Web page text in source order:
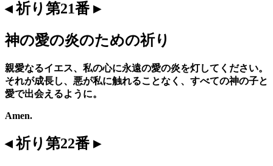
◂ 祈り第21番 ▸
神の愛の炎のための祈り
親愛なるイエス、私の心に永遠の愛の炎を灯してください。
それが成長し、悪が私に触れることなく、すべての神の子と
愛で出会えるように。
Amen.
◂ 祈り第22番 ▸